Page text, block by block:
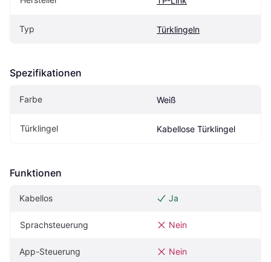
Typ Türklingeln
Spezifikationen
Farbe Weiß
Türklingel Kabellose Türklingel
Funktionen
Kabellos Ja
Sprachsteuerung Nein
App-Steuerung Nein